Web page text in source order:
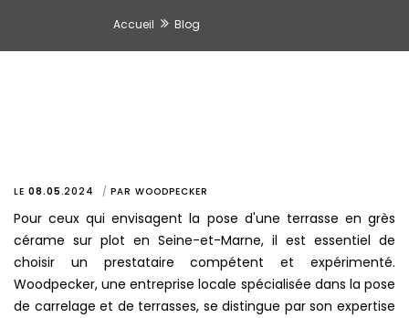
Accueil Blog
LE 08.05 .2024 PAR WOODPECKER
Pour ceux qui envisagent la pose d'une terrasse en grès
cérame sur plot en Seine-et-Marne, il est essentiel de
choisir un prestataire compétent et expérimenté.
Woodpecker, une entreprise locale spécialisée dans la pose
de carrelage et de terrasses, se distingue par son expertise